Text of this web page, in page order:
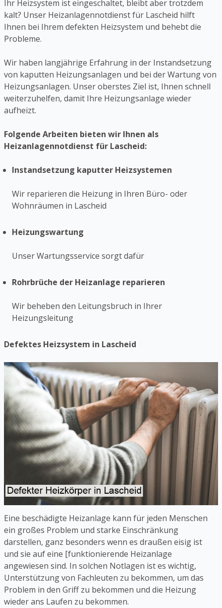
Ihr Heizsystem ist eingeschaltet, bleibt aber trotzdem
kalt? Unser Heizanlagennotdienst für Lascheid hilft
Ihnen bei Ihrem defekten Heizsystem und behebt die
Probleme.
Wir haben langjährige Erfahrung in der Instandsetzung
von kaputten Heizungsanlagen und bei der Wartung von
Heizungsanlagen. Unser oberstes Ziel ist, Ihnen schnell
weiterzuhelfen, damit Ihre Heizungsanlage wieder
aufheizt.
Folgende Arbeiten bieten wir Ihnen als
Heizanlagennotdienst für Lascheid:
Instandsetzung kaputter Heizsystemen
Wir reparieren die Heizung in Ihren Büro- oder
Wohnräumen in Lascheid
Heizungswartung
Unser Wartungsservice sorgt dafür
Rohrbrüche der Heizanlage reparieren
Wir beheben den Leitungsbruch in Ihrer
Heizungsleitung
Defektes Heizsystem in Lascheid
Eine beschädigte Heizanlage kann für jeden Menschen
ein großes Problem und starke Einschränkung
darstellen, ganz besonders wenn es draußen eisig ist
und sie auf eine [funktionierende Heizanlage
angewiesen sind. In solchen Notlagen ist es wichtig,
Unterstützung von Fachleuten zu bekommen, um das
Problem in den Griff zu bekommen und die Heizung
wieder ans Laufen zu bekommen.